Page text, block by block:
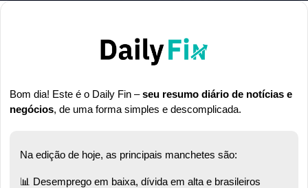
Bom dia! Este é o Daily Fin – seu resumo diário de notícias e
negócios, de uma forma simples e descomplicada.
Na edição de hoje, as principais manchetes são:
📊 Desemprego em baixa, dívida em alta e brasileiros